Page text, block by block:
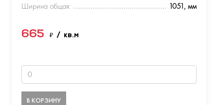
Ширина общая:
1051, мм
665 ₽ / кв.м
В КОРЗИНУ